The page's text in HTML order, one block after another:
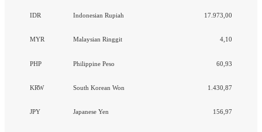
IDR Indonesian Rupiah 17.973,00
MYR Malaysian Ringgit 4,10
PHP Philippine Peso 60,93
KRW South Korean Won 1.430,87
JPY Japanese Yen 156,97